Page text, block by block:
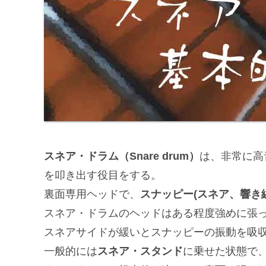
スネア・ドラム（Snare drum） は、非常に
を叩き出す役目をする。
裏面専用ヘッドで、 スナッピー(スネア、響き
スネア・ドラムのヘッドはある程度強めに張
スネアサイドが緩いとスナッピーの振動を吸
一般的にはスネア・スタンドに乗せた状態で